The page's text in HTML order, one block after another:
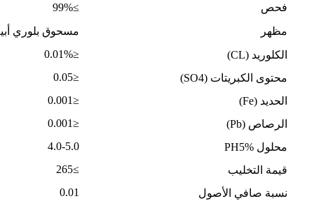
فحص
≥99%
مظهر
مسحوق بلوري
الكلوريد (CL)
≤0.01%
محتوى الكبريتات (SO4)
≤0.05
الحديد (Fe)
≤0.001
الرصاص (Pb)
≤0.001
محلول PH5%
4.0-5.0
قيمة التخليب
≥265
نسبة صافي الأصول
0.01